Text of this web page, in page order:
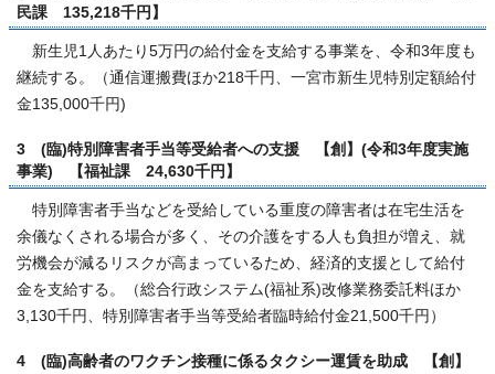
民課 135,218千円】
新生児1人あたり5万円の給付金を支給する事業を、令和3年度も
継続する。（通信運搬費ほか218千円、一宮市新生児特別定額給付
金135,000千円)
3 (臨)特別障害者手当等受給者への支援 【創】(令和3年度実施
事業) 【福祉課 24,630千円】
特別障害者手当などを受給している重度の障害者は在宅生活を
余儀なくされる場合が多く、その介護をする人も負担が増え、就
労機会が減るリスクが高まっているため、経済的支援として給付
金を支給する。（総合行政システム(福祉系)改修業務委託料ほか
3,130千円、特別障害者手当等受給者臨時給付金21,500千円）
4 (臨)高齢者のワクチン接種に係るタクシー運賃を助成 【創】